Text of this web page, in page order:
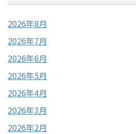
2026年8月
2026年7月
2026年6月
2026年5月
2026年4月
2026年3月
2026年2月